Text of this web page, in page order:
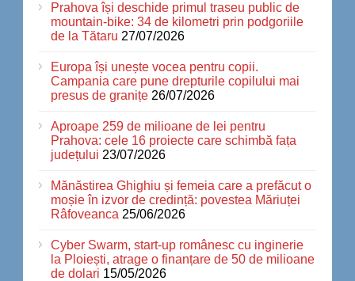
Prahova își deschide primul traseu public de
mountain-bike: 34 de kilometri prin podgoriile
de la Tătaru 27/07/2026
Europa își unește vocea pentru copii.
Campania care pune drepturile copilului mai
presus de granițe 26/07/2026
Aproape 259 de milioane de lei pentru
Prahova: cele 16 proiecte care schimbă fața
județului 23/07/2026
Mănăstirea Ghighiu și femeia care a prefăcut o
moșie în izvor de credință: povestea Măriuței
Râfoveanca 25/06/2026
Cyber Swarm, start-up românesc cu inginerie
la Ploiești, atrage o finanțare de 50 de milioane
de dolari 15/05/2026